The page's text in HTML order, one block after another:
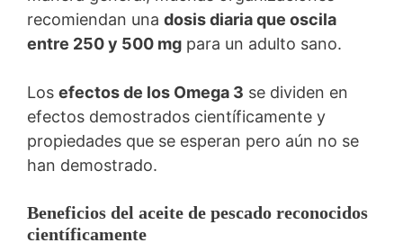
recomiendan una dosis diaria que oscila
entre 250 y 500 mg para un adulto sano.
Los efectos de los Omega 3 se dividen en
efectos demostrados científicamente y
propiedades que se esperan pero aún no se
han demostrado.
Beneficios del aceite de pescado reconocidos
científicamente